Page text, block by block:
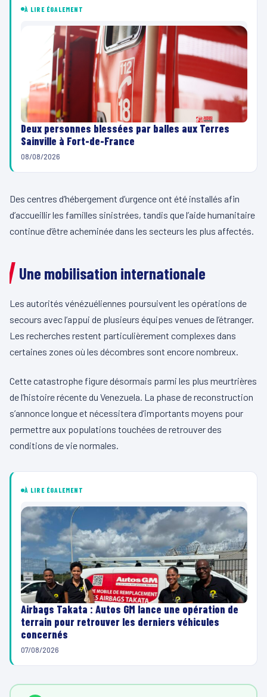
À LIRE ÉGALEMENT
Deux personnes blessées par balles aux Terres
Sainville à Fort-de-France
08/08/2026
Des centres d’hébergement d’urgence ont été installés afin
d’accueillir les familles sinistrées, tandis que l’aide humanitaire
continue d’être acheminée dans les secteurs les plus affectés.
Une mobilisation internationale
Les autorités vénézuéliennes poursuivent les opérations de
secours avec l’appui de plusieurs équipes venues de l’étranger.
Les recherches restent particulièrement complexes dans
certaines zones où les décombres sont encore nombreux.
Cette catastrophe figure désormais parmi les plus meurtrières
de l’histoire récente du Venezuela. La phase de reconstruction
s’annonce longue et nécessitera d’importants moyens pour
permettre aux populations touchées de retrouver des
conditions de vie normales.
À LIRE ÉGALEMENT
Airbags Takata : Autos GM lance une opération de
terrain pour retrouver les derniers véhicules
concernés
07/08/2026